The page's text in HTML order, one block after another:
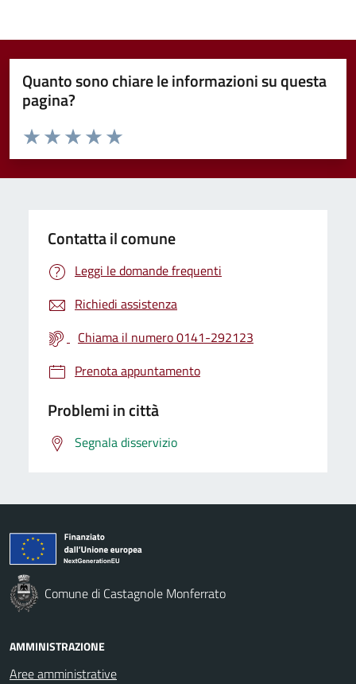
Quanto sono chiare le informazioni su questa
pagina?
Valuta da 1 a 5 stelle la pagina
Valuta 5 stelle su 5
Valuta 4 stelle su 5
Valuta 3 stelle su 5
Valuta 2 stelle su 5
Valuta 1 stelle su 5
Contatta il comune
Leggi le domande frequenti
Richiedi assistenza
Chiama il numero 0141-292123
Prenota appuntamento
Problemi in città
Segnala disservizio
Comune di Castagnole Monferrato
AMMINISTRAZIONE
Aree amministrative